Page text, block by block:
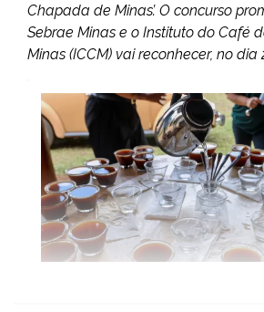
Chapada de Minas’. O concurso
Sebrae Minas e o Instituto do Café
Minas (ICCM) vai reconhecer, no dia